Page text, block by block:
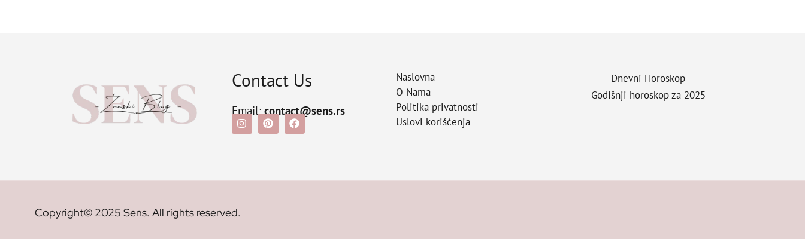
Contact Us
Email:contact@sens.rs
Naslovna
O Nama
Politika privatnosti
Uslovi korišćenja
Dnevni Horoskop
Godišnji horoskop za 2025
Copyright© 2025 Sens. All rights reserved.